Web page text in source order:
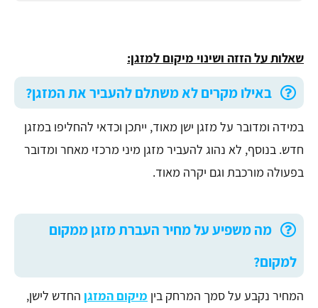
שאלות על הזזה ושינוי מיקום למזגן:
באילו מקרים לא משתלם להעביר את המזגן?
במידה ומדובר על מזגן ישן מאוד, ייתכן וכדאי להחליפו במזגן
חדש. בנוסף, לא נהוג להעביר מזגן מיני מרכזי מאחר ומדובר
בפעולה מורכבת וגם יקרה מאוד.
מה משפיע על מחיר העברת מזגן ממקום
למקום?
המחיר נקבע על סמך המרחק בין מיקום המזגן החדש לישן,